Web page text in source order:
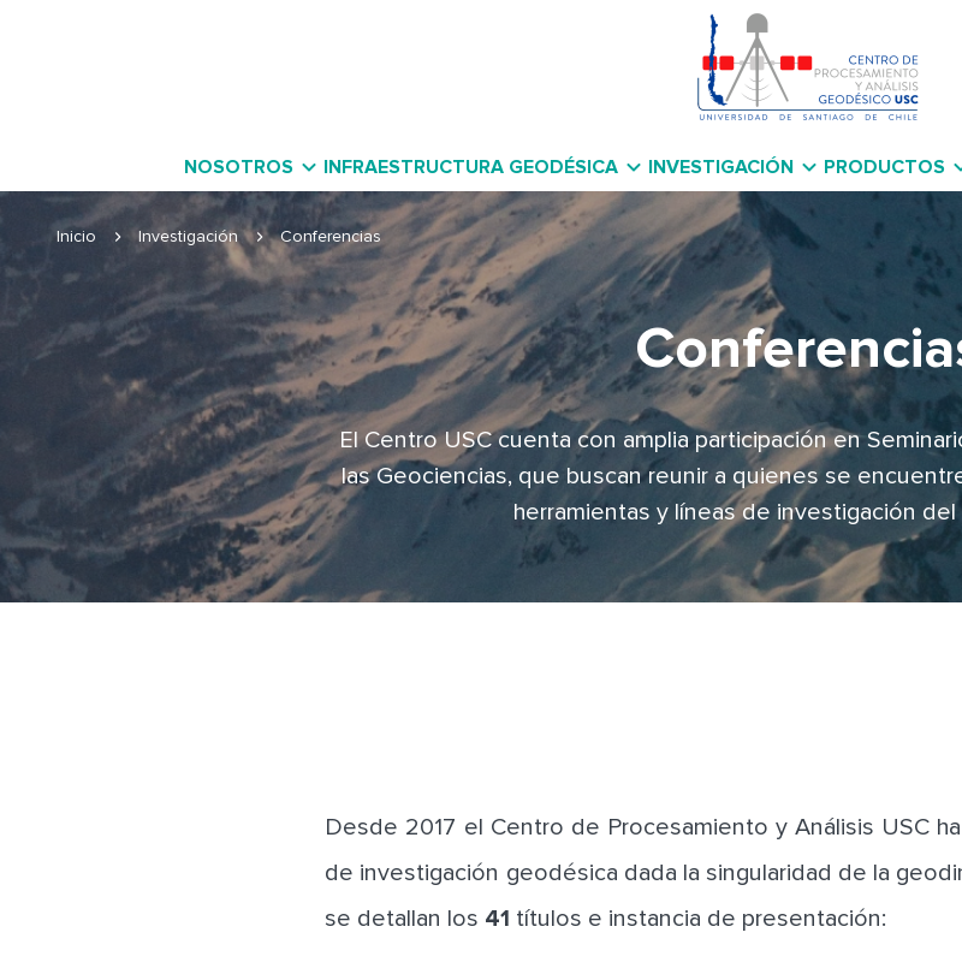
NOSOTROS INFRAESTRUCTURA GEODÉSICA INVESTIGACIÓN PRODUCTOS
Inicio Investigación Conferencias
El Centro USC cuenta con amplia participación en
las Geociencias, que buscan reunir a quienes se
herramientas y líneas de investigación
Desde 2017 el Centro de Procesamiento y Análisis USC
de investigación geodésica dada la singularidad de la
se detallan los 41 títulos e instancia de presentación: